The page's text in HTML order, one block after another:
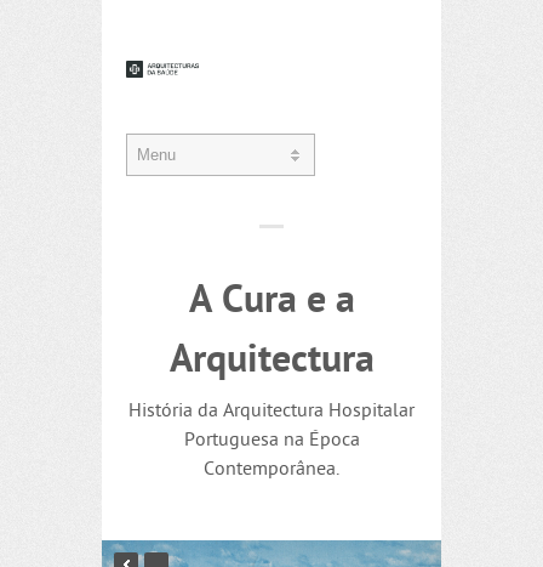
A Cura e a
Arquitectura
História da Arquitectura Hospitalar
Portuguesa na Época
Contemporânea.